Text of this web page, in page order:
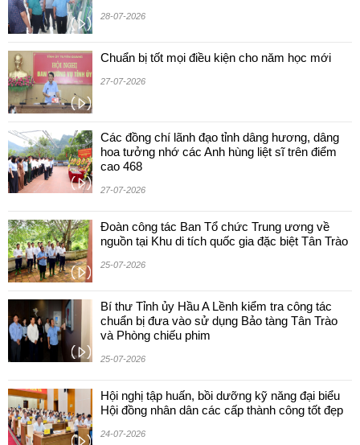
28-07-2026
Chuẩn bị tốt mọi điều kiện cho năm học mới
27-07-2026
Các đồng chí lãnh đạo tỉnh dâng hương, dâng
hoa tưởng nhớ các Anh hùng liệt sĩ trên điểm
cao 468
27-07-2026
Đoàn công tác Ban Tổ chức Trung ương về
nguồn tại Khu di tích quốc gia đặc biệt Tân Trào
25-07-2026
Bí thư Tỉnh ủy Hầu A Lềnh kiểm tra công tác
chuẩn bị đưa vào sử dụng Bảo tàng Tân Trào
và Phòng chiếu phim
25-07-2026
Hội nghị tập huấn, bồi dưỡng kỹ năng đại biểu
Hội đồng nhân dân các cấp thành công tốt đẹp
24-07-2026